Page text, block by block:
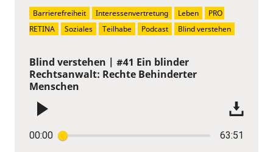
Blind verstehen | #41 Ein blinder
Rechtsanwalt: Rechte Behinderter
Menschen
00:00 63:51
Barrierefreiheit Interessenvertretung Leben
PRO
RETINA
Soziales Teilhabe Podcast Blind verstehen